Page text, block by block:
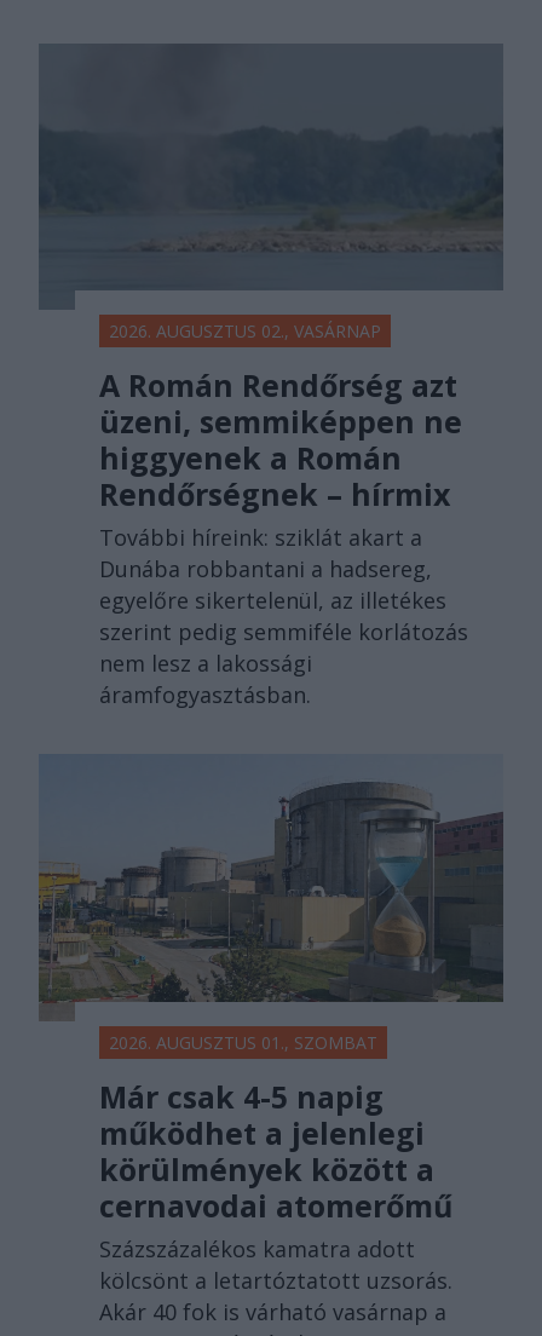
2026. AUGUSZTUS 02., VASÁRNAP
A Román Rendőrség azt
üzeni, semmiképpen ne
higgyenek a Román
Rendőrségnek – hírmix
További híreink: sziklát akart a
Dunába robbantani a hadsereg,
egyelőre sikertelenül, az illetékes
szerint pedig semmiféle korlátozás
nem lesz a lakossági
áramfogyasztásban.
2026. AUGUSZTUS 01., SZOMBAT
Már csak 4-5 napig
működhet a jelenlegi
körülmények között a
cernavodai atomerőmű
Százszázalékos kamatra adott
kölcsönt a letartóztatott uzsorás.
Akár 40 fok is várható vasárnap a